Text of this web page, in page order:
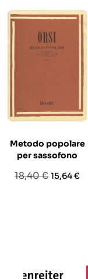
Metodo popolare
per sassofono
Prezzo
18,40 €Prezzo
15,64 €